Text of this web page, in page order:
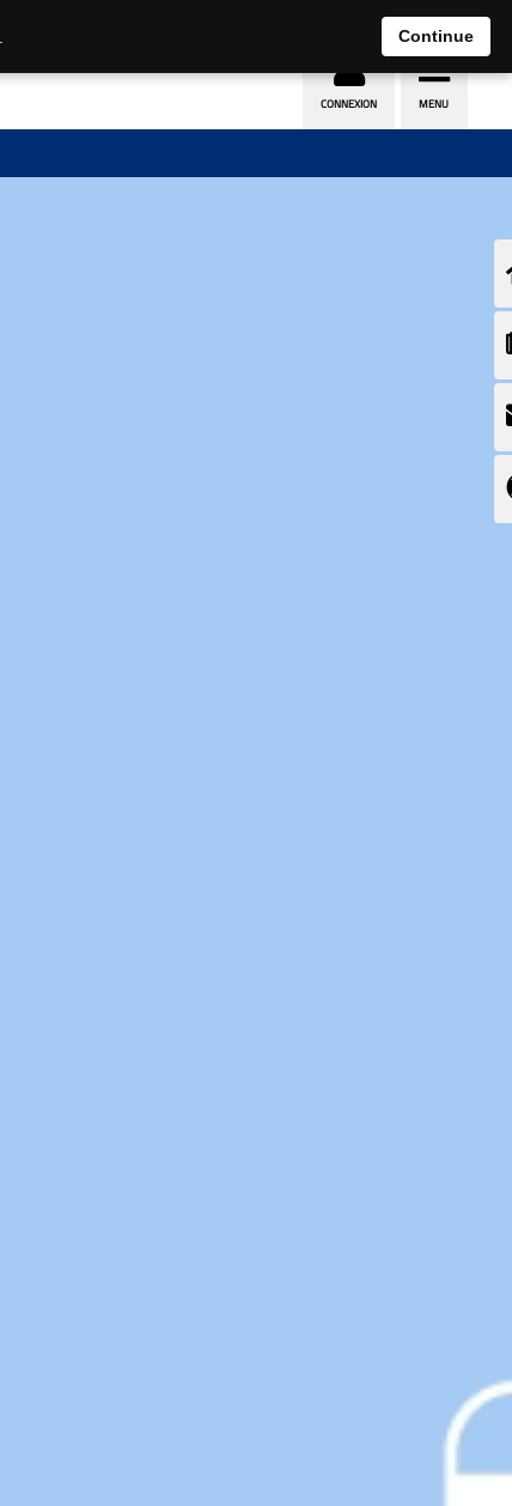
Continue